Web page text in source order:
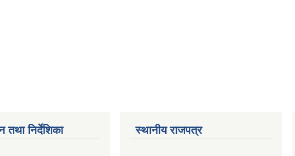
निर्देशिका स्थानीय राजपत्र